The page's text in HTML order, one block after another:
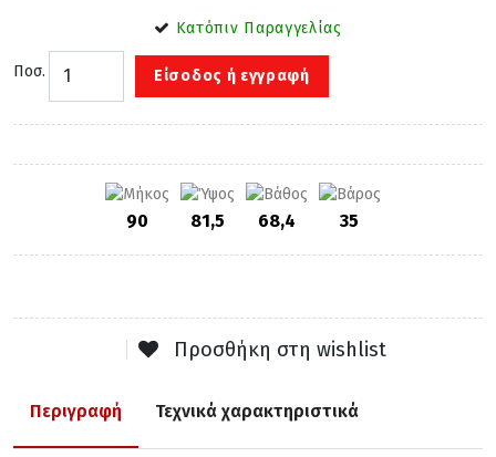
Κατόπιν Παραγγελίας
Ποσ. Είσοδος ή εγγραφή
90 81,5 68,4 35
Προσθήκη στη wishlist
Περιγραφή Τεχνικά χαρακτηριστικά